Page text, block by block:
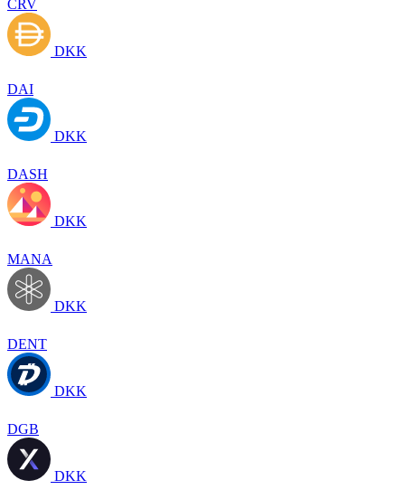
CRV
DKK
DAI
DKK
DASH
DKK
MANA
DKK
DENT
DKK
DGB
DKK